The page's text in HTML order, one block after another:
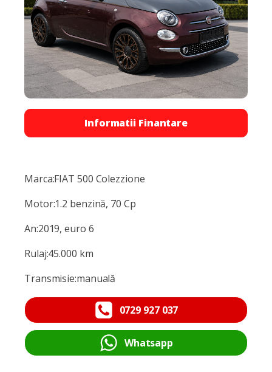
Informatii Finantare
Marca:FIAT 500 Colezzione
Motor:1.2 benzină, 70 Cp
An:2019, euro 6
Rulaj:45.000 km
Transmisie:manuală
0729 927 037
Whatsapp